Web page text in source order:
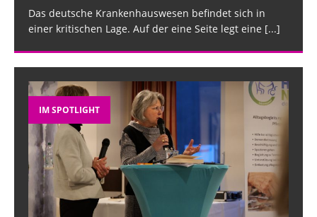
Das deutsche Krankenhauswesen befindet sich in
einer kritischen Lage. Auf der eine Seite legt eine [...]
IM SPOTLIGHT